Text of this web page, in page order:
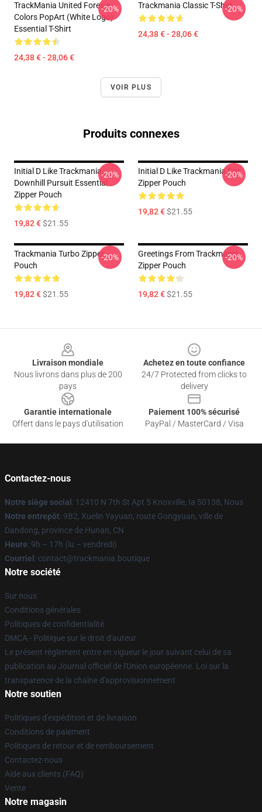
TrackMania United Forever
Colors PopArt (White Logo)
Essential T-Shirt
24,38 € - 28,06 €
-20% Trackmania Classic T-Shirt
24,38 € - 28,06 €
-20%
VOIR PLUS
Produits connexes
Initial D Like Trackmania -
Downhill Pursuit Essential
Zipper Pouch
19,82 €$21.55
-20%
Initial D Like Trackmania Car
Zipper Pouch
19,82 €$21.55
-20%
Trackmania Turbo Zipper
Pouch
19,82 €$21.55
-20%
Greetings From Trackmania
Zipper Pouch
19,82 €$21.55
-20%
Livraison mondiale
Nous livrons dans plus de 200
pays
Achetez en toute confiance
24/7 Protected from clicks to
delivery
Garantie internationale
Offert dans le pays d'utilisation
Paiement 100% sécurisé
PayPal / MasterCard / Visa
Contactez-nous
Notre siège social : 12410 N 7th St Apt 5 Knoxville, Ia 50138, Nous
Notre entrepôt: 9B2, Xuelin Yayuan, route Gongyuan, ville de
Dandong, province de Hunan, CN
Heure: 9h – 17h (lu – vendredi)
Courriel : contact@trackmania.boutique
Notre société
Sur nous
Conditions générales
Politiques de confidentialité
DMCA - Politique sur le droit d'auteur
Le présent règlement entre en vigueur le jour suivant celui de sa
publication au Journal officiel de l'Union européenne. Loi sur la
transparence de la chaîne d'approvisionnement
Notre soutien
Politiques d'expédition et de livraison
Conditions de paiement
Politiques de retour et de remboursement
Contactez-nous
Aide aux clients (FAQ)
Vente
Notre magasin